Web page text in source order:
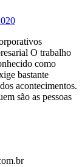
O trabalho
como
bastante
acontecimentos.
são as pessoas